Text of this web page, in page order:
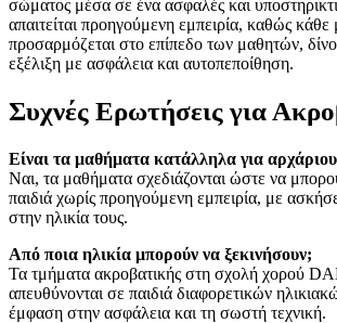
σώματος μέσα σε ένα ασφαλές και
απαιτείται προηγούμενη εμπειρία, καθώς
προσαρμόζεται στο επίπεδο των μαθητών,
εξέλιξη με ασφάλεια και αυτοπεποίθηση.
Συχνές Ερωτήσεις για
Είναι τα μαθήματα κατάλληλα για
Ναι, τα μαθήματα σχεδιάζονται ώστε να
παιδιά χωρίς προηγούμενη εμπειρία, με
στην ηλικία τους.
Από ποια ηλικία μπορούν να ξεκινήσουν;
Τα τμήματα ακροβατικής στη σχολή χορού
απευθύνονται σε παιδιά διαφορετικών
έμφαση στην ασφάλεια και τη σωστή τεχνική.